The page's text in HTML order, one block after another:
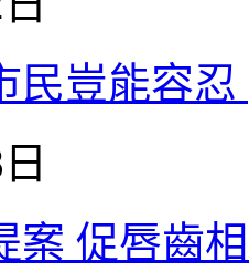
民豈能容忍
案 促唇齒